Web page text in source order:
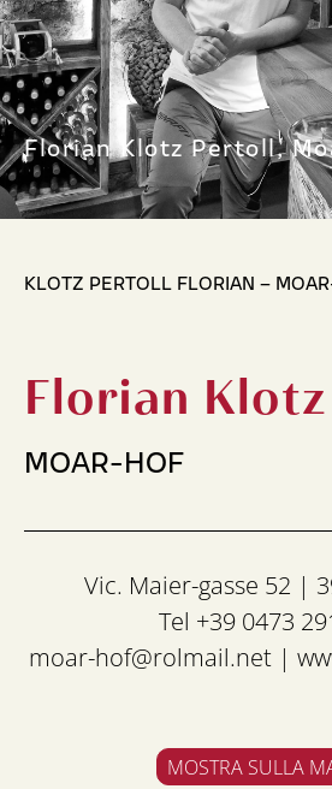
Florian Klotz Pertoll,
KLOTZ PERTOLL FLORIAN –
Florian
MOAR-HOF
Vic. Maier-gasse 52 |
Tel +39 0473
moar-hof@rolmail.net |
MOSTRA SULLA